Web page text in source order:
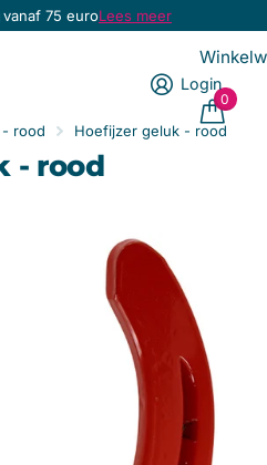
bij elke bestellingLees meer
Login
0
rood Hoefijzer geluk - rood
- rood